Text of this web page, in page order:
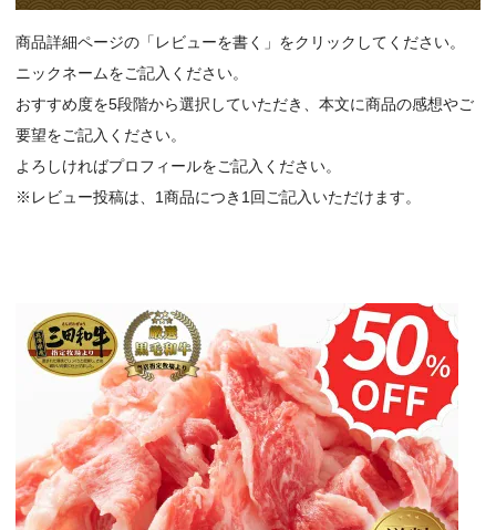
商品詳細ページの「レビューを書く」をクリックしてください。
ニックネームをご記入ください。
おすすめ度を5段階から選択していただき、本文に商品の感想やご
要望をご記入ください。
よろしければプロフィールをご記入ください。
※レビュー投稿は、1商品につき1回ご記入いただけます。